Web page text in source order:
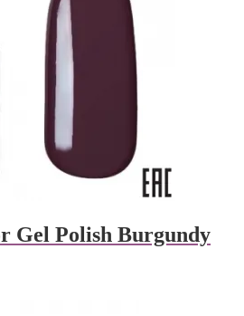
Gel Polish Burgundy